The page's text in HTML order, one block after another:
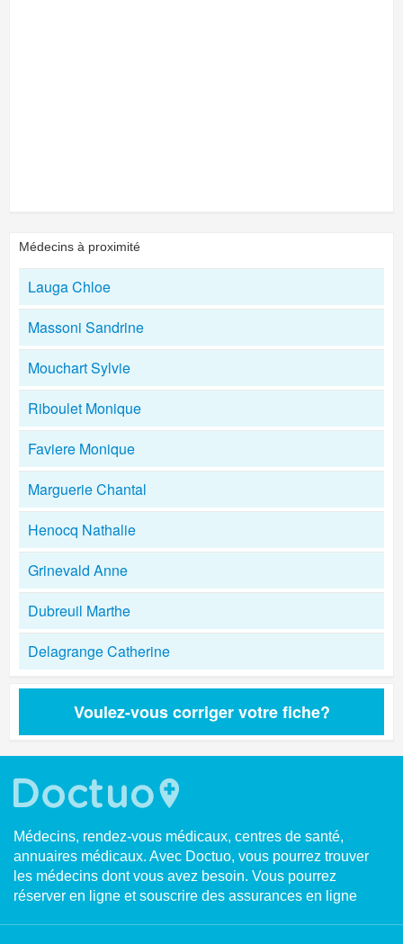
Médecins à proximité
Lauga Chloe
Massoni Sandrine
Mouchart Sylvie
Riboulet Monique
Faviere Monique
Marguerie Chantal
Henocq Nathalie
Grinevald Anne
Dubreuil Marthe
Delagrange Catherine
Voulez-vous corriger votre fiche?
Médecins, rendez-vous médicaux, centres de santé,
annuaires médicaux. Avec Doctuo, vous pourrez trouver
les médecins dont vous avez besoin. Vous pourrez
réserver en ligne et souscrire des assurances en ligne